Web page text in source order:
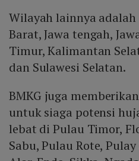
Wilayah lainnya adalah
Barat, Jawa tengah,
Timur, Kalimantan
dan Sulawesi Selatan.
BMKG juga
untuk siaga potensi
lebat di Pulau Timor,
Sabu, Pulau Rote,